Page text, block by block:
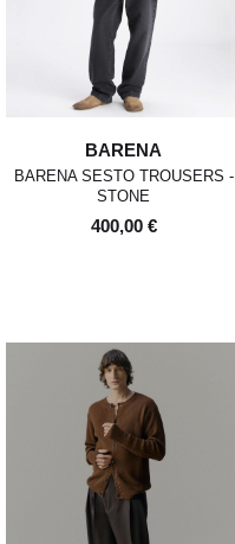
BARENA
BARENA SESTO TROUSERS -
STONE
400,00 €